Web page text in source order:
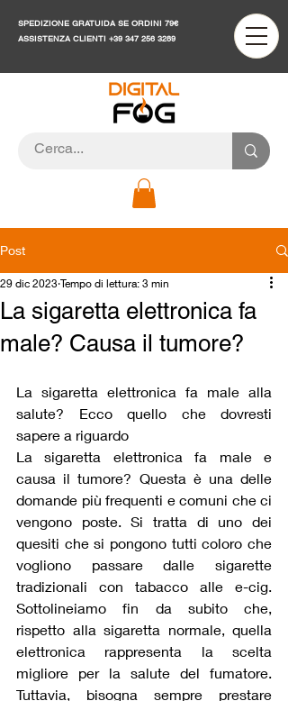
SPEDIZIONE GRATUIDA SE ORDINI 79€
ASSISTENZA CLIENTI +39 347 256 3289
Post
La sigaretta elettronica fa
male? Causa il tumore?
29 dic 2023 Tempo di lettura: 3 min
La sigaretta elettronica fa male alla
salute? Ecco quello che dovresti
sapere a riguardo
La sigaretta elettronica fa male e
causa il tumore? Questa è una delle
domande più frequenti e comuni che ci
vengono poste. Si tratta di uno dei
quesiti che si pongono tutti coloro che
vogliono passare dalle sigarette
tradizionali con tabacco alle e-cig.
Sottolineiamo fin da subito che,
rispetto alla sigaretta normale, quella
elettronica rappresenta la scelta
migliore per la salute del fumatore.
Tuttavia, bisogna sempre prestare